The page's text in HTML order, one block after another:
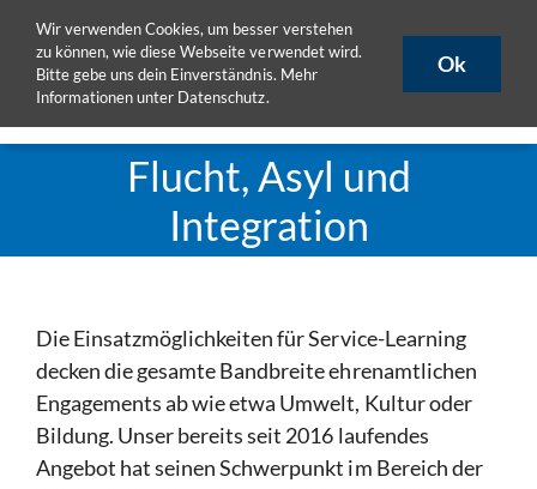
Inhalt
springen
ULB ULB-Katalog HISLSF
Toggle
Aktuelles
Projekte
Publikationen
eLearning
Team
DoktorandInnen
Materialpool
Flucht, Asyl und
Integration
Die Einsatzmöglichkeiten für Service-Learning
decken die gesamte Bandbreite ehrenamtlichen
Engagements ab wie etwa Umwelt, Kultur oder
Bildung. Unser bereits seit 2016 laufendes
Angebot hat seinen Schwerpunkt im Bereich der
Wir verwenden Cookies, um besser verstehen
zu können, wie diese Webseite verwendet wird.
Bitte gebe uns dein Einverständnis. Mehr
Informationen unter Datenschutz.
Ok